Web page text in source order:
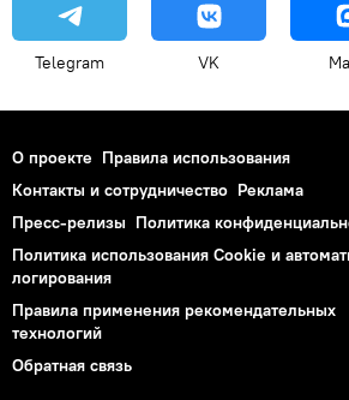
Telegram VK
О проекте Правила использования
Контакты и сотрудничество Реклама
Пресс-релизы Политика
Политика использования Cookie и
логирования
Правила применения рекомендательных
технологий
Обратная связь